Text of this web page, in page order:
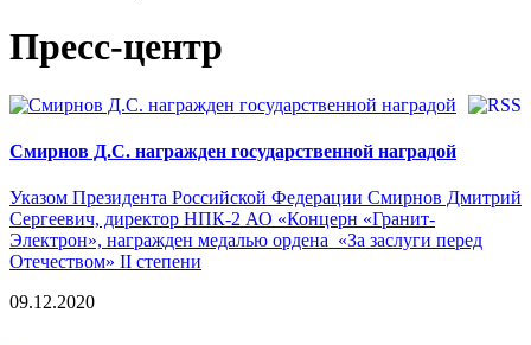
Пресс-центр
Смирнов Д.С. награжден государственной наградой
Указом Президента Российской Федерации Смирнов Дмитрий
Сергеевич, директор НПК-2 АО «Концерн «Гранит-
Электрон», награжден медалью ордена «За заслуги перед
Отечеством» II степени
09.12.2020